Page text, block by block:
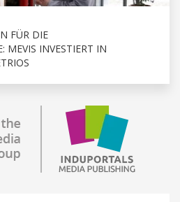
FÜR DIE
MEVIS INVESTIERT IN